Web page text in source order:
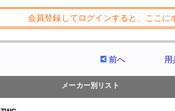
会員登録してログインすると、ここ
前へ
メーカー別リスト